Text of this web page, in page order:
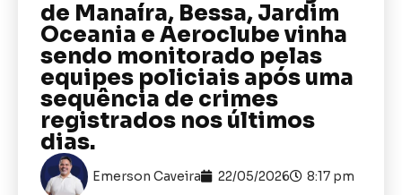
de Manaíra, Bessa, Jardim
Oceania e Aeroclube vinha
sendo monitorado pelas
equipes policiais após uma
sequência de crimes
registrados nos últimos
dias.
Emerson Caveira 22/05/2026 8:17 pm